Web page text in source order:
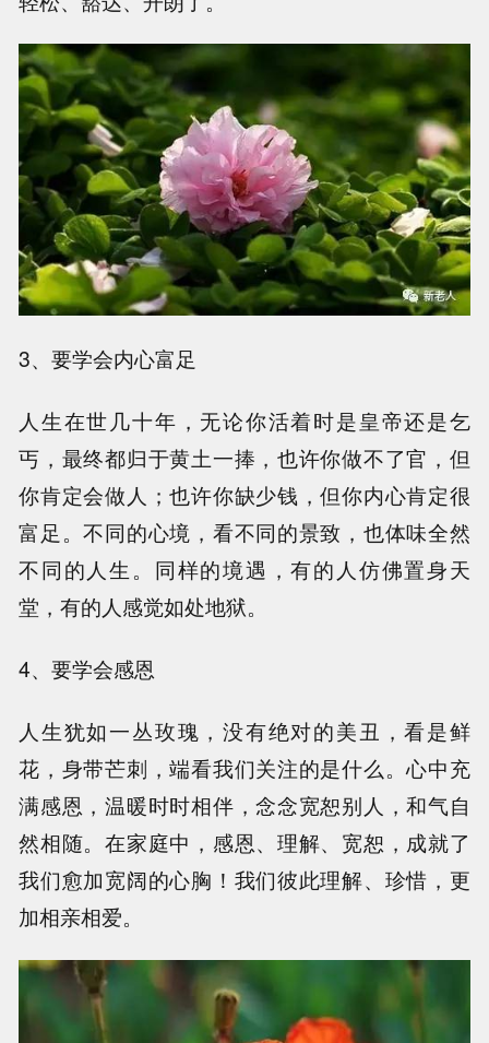
3、要学会内心富足
人生在世几十年，无论你活着时是皇帝还是乞
丐，最终都归于黄土一捧，也许你做不了官，但
你肯定会做人；也许你缺少钱，但你内心肯定很
富足。不同的心境，看不同的景致，也体味全然
不同的人生。同样的境遇，有的人仿佛置身天
堂，有的人感觉如处地狱。
4、要学会感恩
人生犹如一丛玫瑰，没有绝对的美丑，看是鲜
花，身带芒刺，端看我们关注的是什么。心中充
满感恩，温暖时时相伴，念念宽恕别人，和气自
然相随。在家庭中，感恩、理解、宽恕，成就了
我们愈加宽阔的心胸！我们彼此理解、珍惜，更
加相亲相爱。